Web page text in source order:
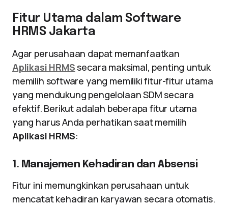
Fitur Utama dalam Software
HRMS Jakarta
Agar perusahaan dapat memanfaatkan
Aplikasi HRMSsecara maksimal, penting untuk
memilih software yang memiliki fitur-fitur utama
yang mendukung pengelolaan SDM secara
efektif. Berikut adalah beberapa fitur utama
yang harus Anda perhatikan saat memilih
Aplikasi HRMS:
1. Manajemen Kehadiran dan Absensi
Fitur ini memungkinkan perusahaan untuk
mencatat kehadiran karyawan secara otomatis.